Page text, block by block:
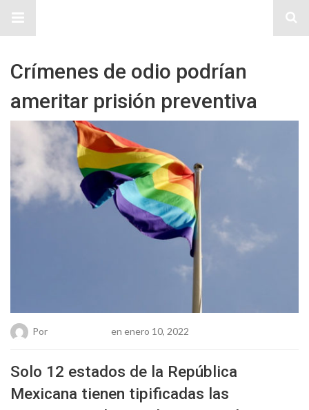
Crímenes de odio podrían
ameritar prisión preventiva
Por en enero 10, 2022
Solo 12 estados de la República
Mexicana tienen tipificadas las